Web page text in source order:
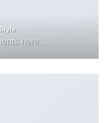
here..